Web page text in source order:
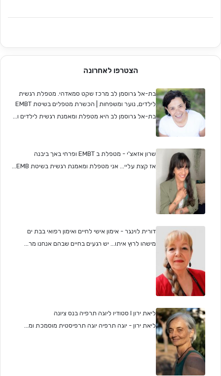
הצטרפו לאחרונה
בת-אל גרוסמן לב מרכז שקט סמאדהי. מטפלת רגשית
לילדים, נוער ומשפחות | הכשרת מטפלים בשיטת EMBT
בת-אל גרוסמן לב היא מטפלת ומאמנת רגשית לילדים ו...
שרון אזאצ'י - מטפלת ב EMBT ופרחי באך ביבנה
אז קצת עליי... אני מטפלת ומאמנת רגשית בשיטת EMB...
דורית לוינגר - אימון אישי לחיים ואימון רפואי בבת ים
מישהו לרוץ איתו... יש רגעים בחיים שבהם אנחנו מר...
ליאת ירון I סטודיו ליוגה תרפיה בנס ציונה
ליאת ירון - יוגה תרפיה יוגה תרפיסטית מוסמכת ומ...